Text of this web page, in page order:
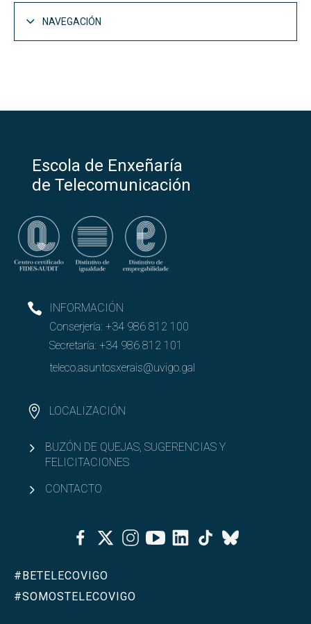
NAVEGACIÓN
Escola de Enxeñaría
de Telecomunicación
INFORMACIÓN
Conserjería: +34 986 812 100
Secretaría: +34 986 812 101
teleco.asuntosxerais@uvigo.gal
LOCALIZACIÓN
BUZÓN DE QUEJAS, SUGERENCIAS Y
FELICITACIONES
CONTACTO
FacebookTwitterInstagramYoutubeLinkedinTiktok
Bluesky
#BETELECOVIGO
#SOMOSTELECOVIGO